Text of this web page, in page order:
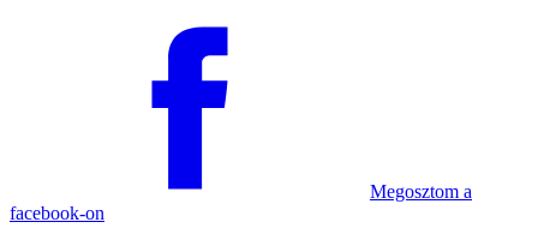
Megosztom a
facebook-on